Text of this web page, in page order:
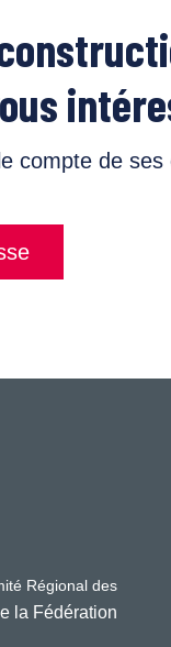
compte de
Régional des
la Fédération